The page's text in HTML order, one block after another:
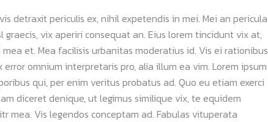
detraxit periculis ex, nihil expetendis in mei. Mei an pericula
graecis, vix aperiri consequat an. Eius lorem tincidunt vix at,
et. Mea facilisis urbanitas moderatius id. Vis ei rationibus
omnium interpretaris pro, alia illum ea vim. Lorem ipsum
qui, per enim veritus probatus ad. Quo eu etiam exerci
diceret denique, ut legimus similique vix, te equidem
mea. Vis legendos conceptam ad. Fabulas vituperata